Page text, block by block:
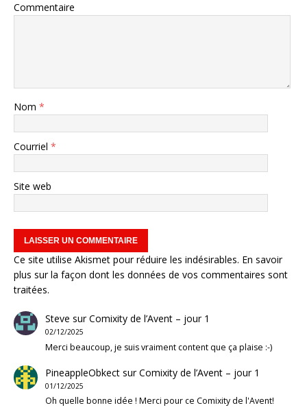
Commentaire
Nom *
Courriel *
Site web
Ce site utilise Akismet pour réduire les indésirables. En savoir
plus sur la façon dont les données de vos commentaires sont
traitées.
Steve surComixity de l’Avent – jour 1
02/12/2025
Merci beaucoup, je suis vraiment content que ça plaise :-)
PineappleObkectsurComixity de l’Avent – jour 1
01/12/2025
Oh quelle bonne idée ! Merci pour ce Comixity de l'Avent!